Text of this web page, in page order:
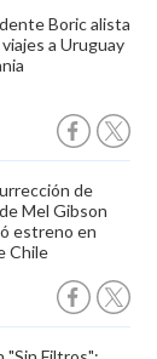
Boric alista
a Uruguay
de
Mel Gibson
estreno en
Chile